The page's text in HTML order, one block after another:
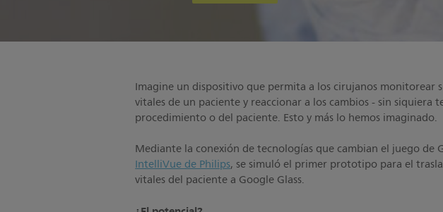
Imagine un dispositivo que permita a los cirujanos monitorear
vitales de un paciente y reaccionar a los cambios - sin siquiera
procedimiento o del paciente. Esto y más lo hemos imaginado.
Mediante la conexión de tecnologías que cambian el juego de
IntelliVue de Philips, se simuló el primer prototipo para el
vitales del paciente a Google Glass.